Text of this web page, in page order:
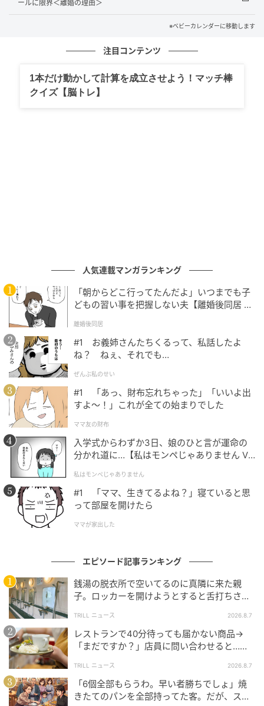
最初は私も何とかこらえていましたが、
込み上げてきてしまい、せきをしてごまかすのが精一
杯。すぐ隣にいた母にはしっかりバレていて、「いっ
たんトイレに行って落ち着いてきなさい」と小声で促
されました。
笑い出したのは弟とはいえ、
も非があると、後になって反省しました。 それまでに
も何度かそのお寺でお経を読んだ経験はありました
が、こんなことは一度もありませんでした。
後から弟に理由を聞くと、「皆が真剣な顔でお経を読
んでいるのが、なぜかおかしくなってしまって……」と
のこと。すでに30代だった弟のそのひと言に、何とも
言えない気持ちになりました。
◇◇◇◇◇
たと思います。それでも周囲の人たちは動じず、きち
んと読経を続けていたのが印象的でした。
著者：高田ゆり子／30代女性・主婦
くしゃみと涙が止まらない！？
ールに限界＜離婚の理由＞
※ベビーカレンダーに移動します
注目コンテンツ
1本だけ動かして計算を成立させよう！マッチ棒
クイズ【脳トレ】
人気連載マンガランキング
「朝からどこ行ってたんだよ」いつまでも子
どもの習い事を把握しない夫【離婚後同居 Vo
離婚後同居
#1 お義姉さんたちくるって、私話したよ
ね？ ねぇ、それでも…
ぜんぶ私のせい
#1 「あっ、財布忘れちゃった」「いいよ出
すよ〜！」これが全ての始まりでした
ママ友の財布
入学式からわずか3日、娘のひと言が運命の
分かれ道に…【私はモンペじゃありません Vo
私はモンペじゃありません
#1 「ママ、生きてるよね？」寝ていると思
って部屋を開けたら
ママが家出した
エピソード記事ランキング
銭湯の脱衣所で空いてるのに真隣に来た親
子。ロッカーを開けようとすると舌打ちさ
中で拍手」
TRILL ニュース 2026.8.7
レストランで40分待っても届かない商品→
「まだですか？」店員に問い合わせると…そ
せん」
TRILL ニュース 2026.8.7
「6個全部もらうわ。早い者勝ちでしょ」焼
きたてのパンを全部持ってた客。だが、スタ